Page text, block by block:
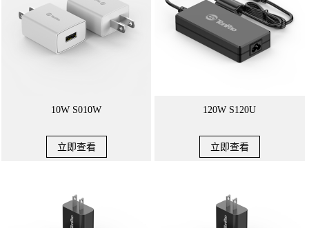
10W S010W
立即查看
120W S120U
立即查看